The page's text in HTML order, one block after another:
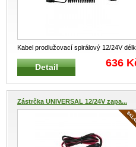
Kabel prodlužovací spirálový 12/24V
2,9 m Prodlužovací kabel pr
Detail 636
Zástrčka UNIVERSAL 12/24V zapa...